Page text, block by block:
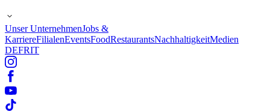
Unser UnternehmenJobs &
KarriereFilialenEventsFoodRestaurantsNachhaltigkeitMedien
DEFRIT